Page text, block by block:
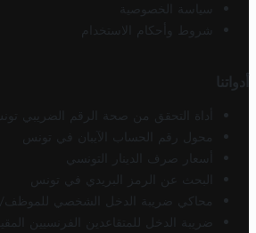
سياسة الخصوصية
شروط وأحكام الاستخدام
أدواتنا
أداة التحقق من صحة الرقم الضريبي
محول رقم الحساب الآيبان في تونس
أسعار صرف الدينار التونسي
البحث عن الرمز البريدي في تونس
محاكي ضريبة الدخل الشخصي للموظف/
ضريبة الدخل للمتقاعدين الفرنسيين